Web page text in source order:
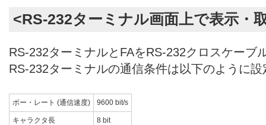
<RS-232ターミナル画面上で表示・
RS-232ターミナルとFAをRS-232クロスケーブ
RS-232ターミナルの通信条件は以下のように
ボー・レート (通信速度) 9600 bit/s
キャラクタ長 8 bit